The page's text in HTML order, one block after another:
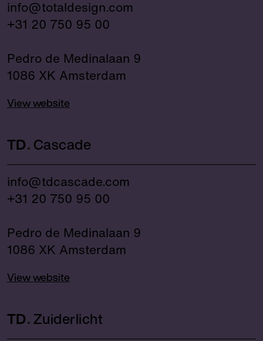
info@totaldesign.com
+31 20 750 95 00
Pedro de Medinalaan 9
1086 XK Amsterdam
View website
TD Cascade
info@tdcascade.com
+31 20 750 95 00
Pedro de Medinalaan 9
1086 XK Amsterdam
View website
TD Zuiderlicht